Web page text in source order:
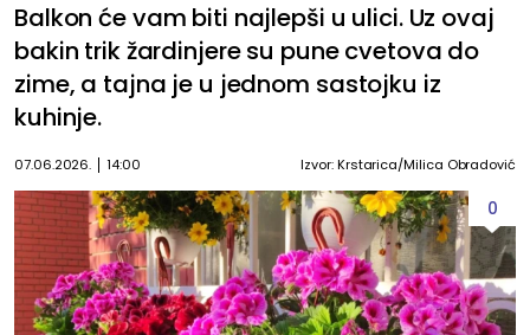
Balkon će vam biti najlepši u ulici. Uz ovaj
bakin trik žardinjere su pune cvetova do
zime, a tajna je u jednom sastojku iz
kuhinje.
07.06.2026. 14:00 Izvor: Krstarica/Milica Obradović
0